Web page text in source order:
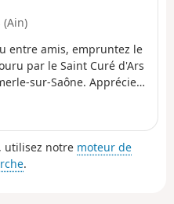
(Ain)
entre amis, empruntez le
par le Saint Curé d'Ars
sur-Saône. Appréciez
pause, par les
et Lurcy. N'hésitez pas à
parcours ! (Parc de
Chapelle d'Amareins...).
utilisez notre moteur de
.